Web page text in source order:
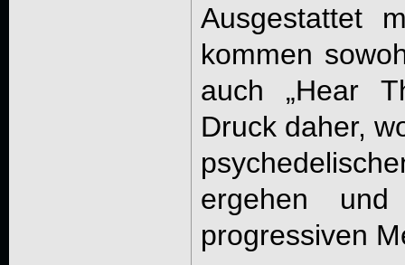
Ausgestattet
kommen
auch „Hear
Druck daher,
ergehen
progressiven